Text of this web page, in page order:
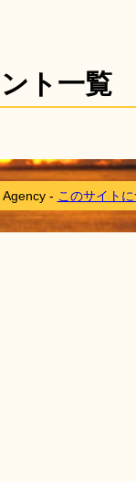
ト一覧
- このサイト